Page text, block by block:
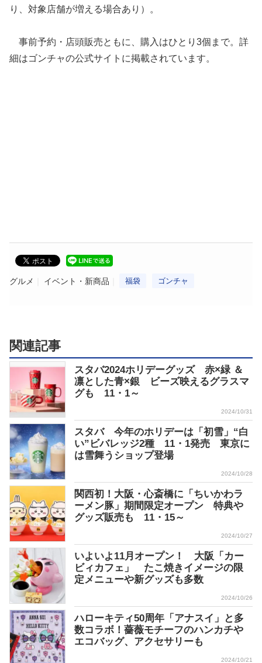
り、対象店舗が増える場合あり）。
事前予約・店頭販売ともに、購入はひとり3個まで。詳
細はゴンチャの公式サイトに掲載されています。
グルメ イベント・新商品 福袋 ゴンチャ
関連記事
スタバ2024ホリデーグッズ 赤×緑 ＆
凛とした青×銀 ビーズ映えるグラスマ
グも 11・1～
2024/10/31
スタバ 今年のホリデーは「初雪」“白
い”ビバレッジ2種 11・1発売 東京に
は雪舞うショップ登場
2024/10/28
関西初！大阪・心斎橋に「ちいかわラ
ーメン豚」期間限定オープン 特典や
グッズ販売も 11・15～
2024/10/27
いよいよ11月オープン！ 大阪「カー
ビィカフェ」 たこ焼きイメージの限
定メニューや新グッズも多数
2024/10/26
ハローキティ50周年「アナスイ」と多
数コラボ！薔薇モチーフのハンカチや
エコバッグ、アクセサリーも
2024/10/21